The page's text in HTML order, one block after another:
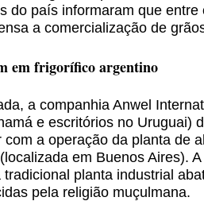
do país informaram que entre
a comercialização de
em frigorífico argentino
a companhia Anwel
e escritórios no Uruguai)
com a operação da planta de
em Buenos Aires).
planta industrial
pela religião muçulmana.